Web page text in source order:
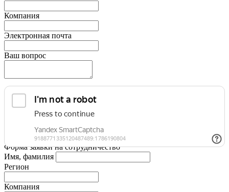
Компания
Электронная почта
Ваш вопрос
Форма заявки на сотрудничество
Имя, фамилия
Регион
Компания